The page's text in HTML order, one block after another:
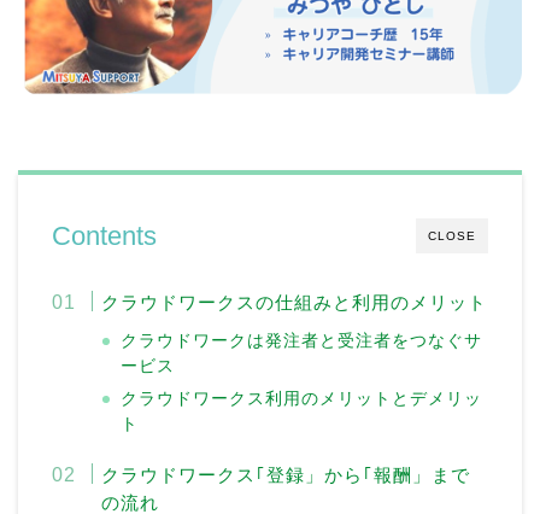
CLOSE
Contents
クラウドワークスの仕組みと利用のメリット
クラウドワークは発注者と受注者をつなぐサ
ービス
クラウドワークス利用のメリットとデメリッ
ト
クラウドワークス｢登録」から｢報酬」まで
の流れ